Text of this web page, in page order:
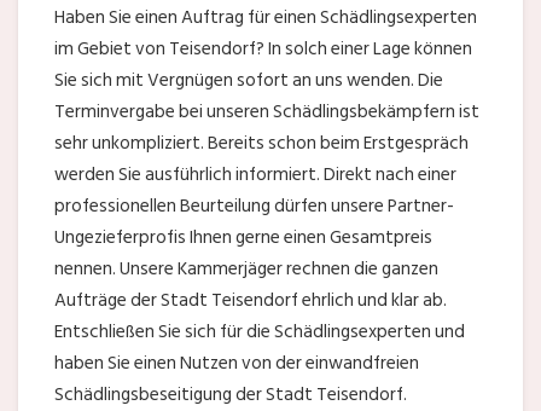
Haben Sie einen Auftrag für einen Schädlingsexperten
im Gebiet von Teisendorf? In solch einer Lage können
Sie sich mit Vergnügen sofort an uns wenden. Die
Terminvergabe bei unseren Schädlingsbekämpfern ist
sehr unkompliziert. Bereits schon beim Erstgespräch
werden Sie ausführlich informiert. Direkt nach einer
professionellen Beurteilung dürfen unsere Partner-
Ungezieferprofis Ihnen gerne einen Gesamtpreis
nennen. Unsere Kammerjäger rechnen die ganzen
Aufträge der Stadt Teisendorf ehrlich und klar ab.
Entschließen Sie sich für die Schädlingsexperten und
haben Sie einen Nutzen von der einwandfreien
Schädlingsbeseitigung der Stadt Teisendorf.